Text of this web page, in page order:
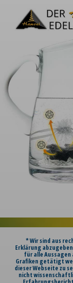
* Wir sind aus
Erklärung
für alle
Grafiken getätigt
dieser Webseite zu
nicht